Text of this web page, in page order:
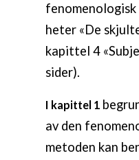
heter «De
kapittel 4
sider).
I kapittel 1
av den
metoden kan